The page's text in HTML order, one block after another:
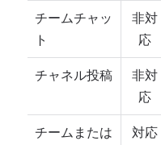
チームチャッ
ト
非対
応
チャネル投稿
非対
応
チームまたは
対応